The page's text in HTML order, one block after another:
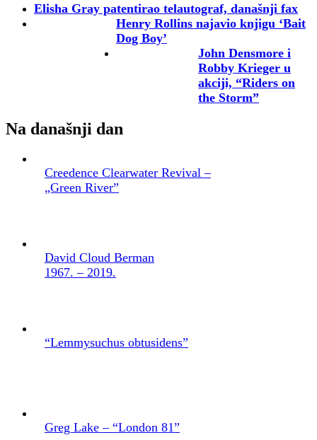
Elisha Gray patentirao telautograf, današnji fax
Henry Rollins najavio knjigu ‘Bait
Dog Boy’
John Densmore i
Robby Krieger u
akciji, “Riders on
the Storm”
Na današnji dan
Creedence Clearwater Revival –
„Green River”
David Cloud Berman
1967. – 2019.
“Lemmysuchus obtusidens”
Greg Lake – “London 81”